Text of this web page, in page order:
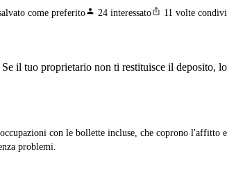
come preferitoperson 24 interessatoios_share 11 volte
il tuo proprietario non ti restituisce il deposito,
con le bollette incluse, che coprono l'affitto
problemi.